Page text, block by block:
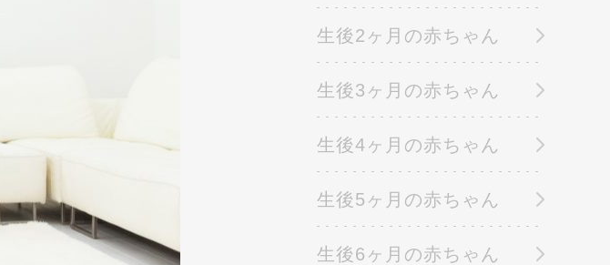
生後2ヶ月の赤ちゃん
生後3ヶ月の赤ちゃん
生後4ヶ月の赤ちゃん
生後5ヶ月の赤ちゃん
生後6ヶ月の赤ちゃん